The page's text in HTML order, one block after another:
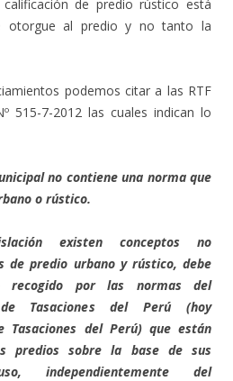
de predio rústico está
otorgue al predio y no tanto la
podemos citar a las RTF
515-7-2012 las cuales indican lo
no contiene una norma que
o rústico.
existen conceptos no
de predio urbano y rústico, debe
recogido por las normas del
Tasaciones del Perú (hoy
Tasaciones del Perú) que están
predios sobre la base de sus
independientemente del